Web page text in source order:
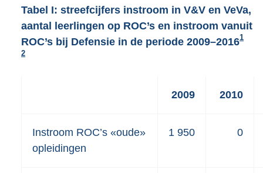
Tabel I: streefcijfers instroom in V&V en VeVa,
aantal leerlingen op ROC’s en instroom vanuit
ROC’s bij Defensie in de periode 2009–20161
2
2009 2010
Instroom ROC’s «oude»
opleidingen
1 950 0